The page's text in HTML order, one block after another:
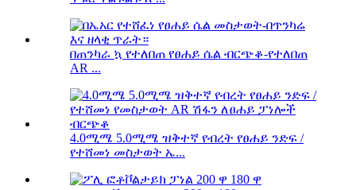
በጠንካራ ኳ የተለበጠ የፀሐይ ሴል ብርጭቆ-የተለበጠ
AR ...
4.0ሚሜ 5.0ሚሜ ዝቅተኛ የብረት የፀሐይ ንድፍ /
የተሸመነ መስታወት ኤ...